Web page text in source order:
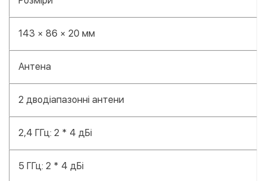
143 × 86 × 20 мм
Антена
2 дводіапазонні антени
2,4 ГГц: 2 * 4 дБі
5 ГГц: 2 * 4 дБі